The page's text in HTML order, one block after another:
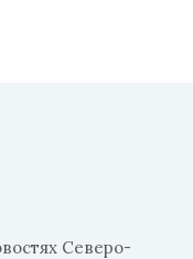
Северо-